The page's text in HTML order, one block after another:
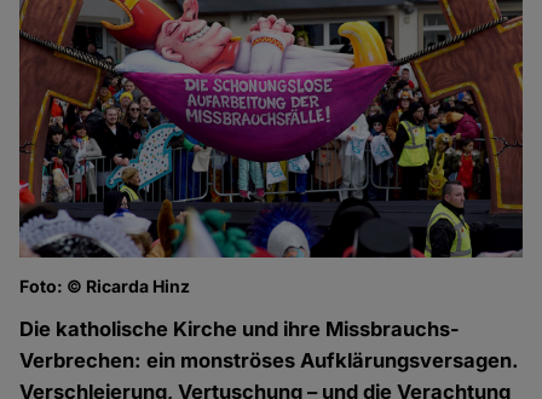
Foto: © Ricarda Hinz
Die katholische Kirche und ihre Missbrauchs-
Verbrechen: ein monströses Aufklärungsversagen.
Verschleierung, Vertuschung – und die Verachtung